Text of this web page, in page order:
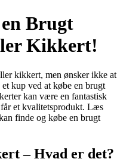
Brugt
Kikkert!
kikkert, men ønsker ikke at
kup ved at købe en brugt
kan være en fantastisk
får et kvalitetsprodukt. Læs
finde og købe en brugt
– Hvad er det?